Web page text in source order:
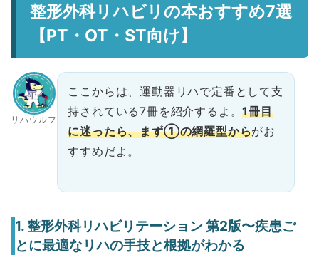
整形外科リハビリの本おすすめ7選
【PT・OT・ST向け】
リハウルフ
ここからは、運動器リハで定番として支
持されている7冊を紹介するよ。1冊目
に迷ったら、まず①の網羅型からがお
すすめだよ。
1. 整形外科リハビリテーション 第2版〜疾患ご
とに最適なリハの手技と根拠がわかる